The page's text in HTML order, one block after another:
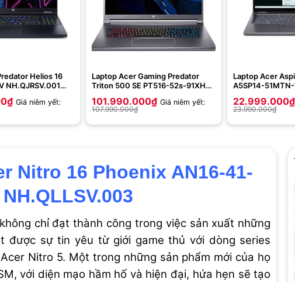
Helios 16
NH.QJRSV.001
WQXGA | RTX
11 | Đen)
₫ Giá niêm yết:
Laptop Acer Gaming Predator
Triton 500 SE PT516-52s-91XH
32GB | 1TB+1TB SSD | GeForce
RTX 3080Ti | 16 inch WQXGA |
Win11H | Steel Gray)
101.990.000₫ Giá niêm yết:
107.990.000₫
Laptop Acer
A5SP14-
1355U | 16GB |
Xe | 14 inch
Đen)
22.999.000₫
23.990.000₫
Nitro 16 Phoenix AN16-41-
chỉ đạt thành công trong việc sản xuất những
được sự tin yêu từ giới game thủ với dòng series
Nitro 5. Một trong những sản phẩm mới của họ
với diện mạo hầm hố và hiện đại, hứa hẹn sẽ tạo